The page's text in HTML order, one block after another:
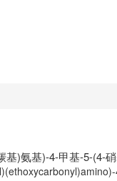
基)氨基)-4-甲基-5-(4-